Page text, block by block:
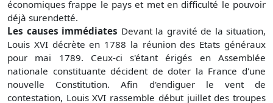
économiques frappe le pays et met en difficulté le pouvoir
déjà surendetté.
Les causes immédiates Devant la gravité de la situation,
Louis XVI décrète en 1788 la réunion des Etats généraux
pour mai 1789. Ceux-ci s'étant érigés en Assemblée
nationale constituante décident de doter la France d'une
nouvelle Constitution. Afin d'endiguer le vent de
contestation, Louis XVI rassemble début juillet des troupes